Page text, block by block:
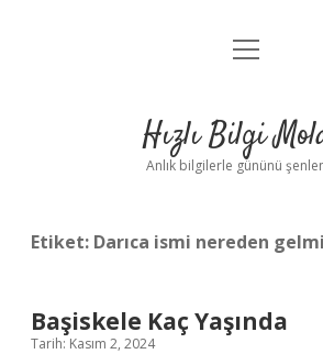
Anasayfa
Yasal Uyarı
menüyü
Hızlı Bilgi
Anlık bilgilerle gününü
Etiket: Darıca ismi nereden
Başiskele Kaç Yaşında
Tarih: Kasım 2, 2024